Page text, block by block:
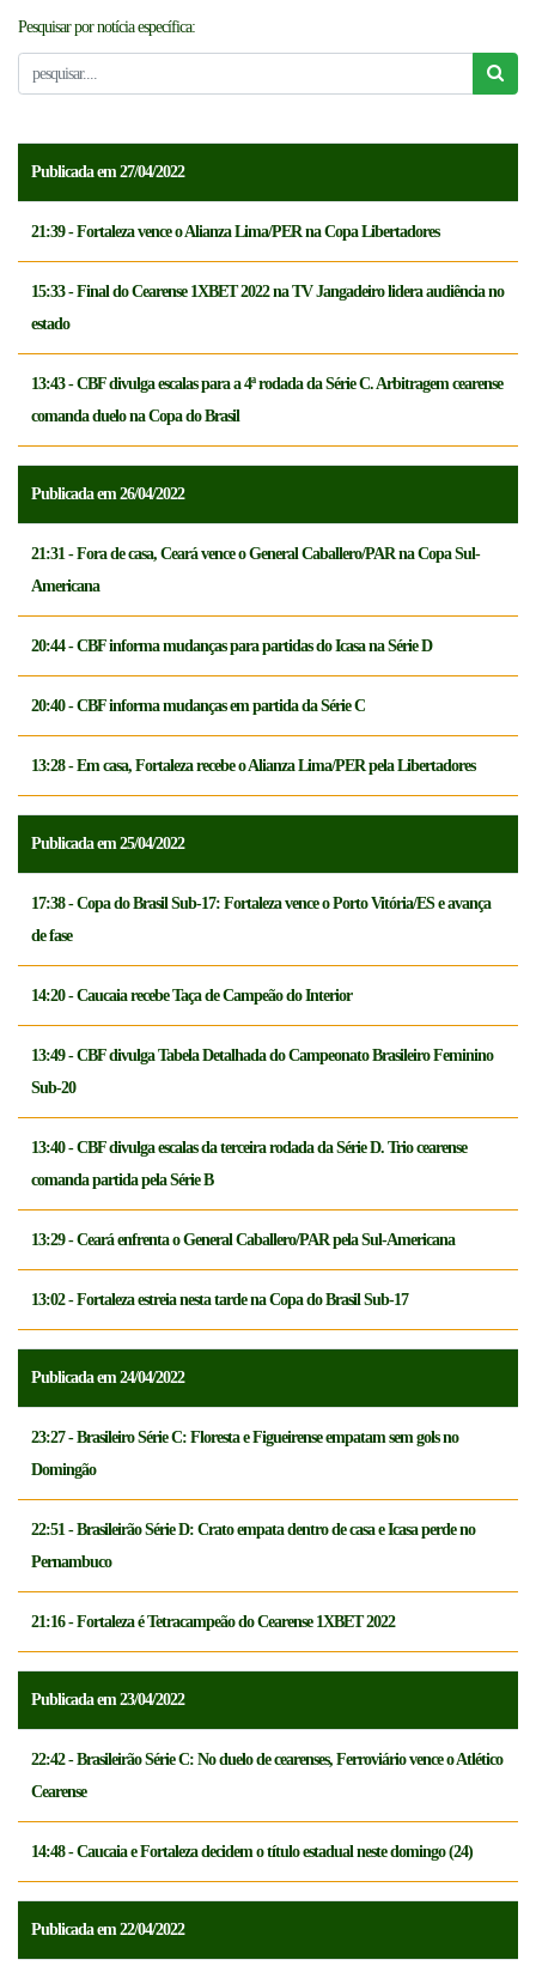
NOTICÍAS
CREDENCIAMENTO
Pesquisar por notícia específica:
Publicada em 27/04/2022
21:39 - Fortaleza vence o Alianza Lima/PER na Copa Libertadores
15:33 - Final do Cearense 1XBET 2022 na TV Jangadeiro lidera audiência no
estado
13:43 - CBF divulga escalas para a 4ª rodada da Série C. Arbitragem cearense
comanda duelo na Copa do Brasil
Publicada em 26/04/2022
21:31 - Fora de casa, Ceará vence o General Caballero/PAR na Copa Sul-
Americana
20:44 - CBF informa mudanças para partidas do Icasa na Série D
20:40 - CBF informa mudanças em partida da Série C
13:28 - Em casa, Fortaleza recebe o Alianza Lima/PER pela Libertadores
Publicada em 25/04/2022
17:38 - Copa do Brasil Sub-17: Fortaleza vence o Porto Vitória/ES e avança
de fase
14:20 - Caucaia recebe Taça de Campeão do Interior
13:49 - CBF divulga Tabela Detalhada do Campeonato Brasileiro Feminino
Sub-20
13:40 - CBF divulga escalas da terceira rodada da Série D. Trio cearense
comanda partida pela Série B
13:29 - Ceará enfrenta o General Caballero/PAR pela Sul-Americana
13:02 - Fortaleza estreia nesta tarde na Copa do Brasil Sub-17
Publicada em 24/04/2022
23:27 - Brasileiro Série C: Floresta e Figueirense empatam sem gols no
Domingão
22:51 - Brasileirão Série D: Crato empata dentro de casa e Icasa perde no
Pernambuco
21:16 - Fortaleza é Tetracampeão do Cearense 1XBET 2022
Publicada em 23/04/2022
22:42 - Brasileirão Série C: No duelo de cearenses, Ferroviário vence o Atlético
Cearense
14:48 - Caucaia e Fortaleza decidem o título estadual neste domingo (24)
Publicada em 22/04/2022